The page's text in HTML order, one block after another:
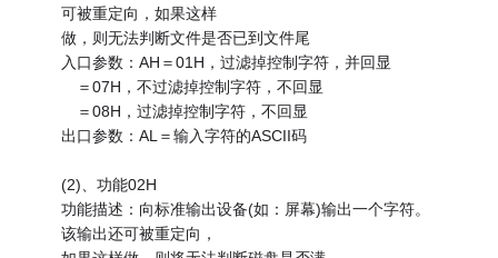
可被重定向，如果这样
做，则无法判断文件是否已到文件尾
入口参数：AH＝01H，过滤掉控制字符，并回显
＝07H，不过滤掉控制字符，不回显
＝08H，过滤掉控制字符，不回显
出口参数：AL＝输入字符的ASCII码
(2)、功能02H
功能描述：向标准输出设备(如：屏幕)输出一个字符。
该输出还可被重定向，